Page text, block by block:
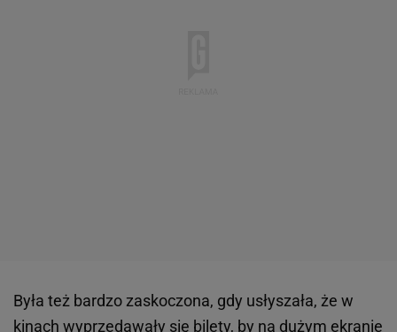
Była też bardzo zaskoczona, gdy usłyszała, że w
kinach wyprzedawały się bilety, by na dużym ekranie